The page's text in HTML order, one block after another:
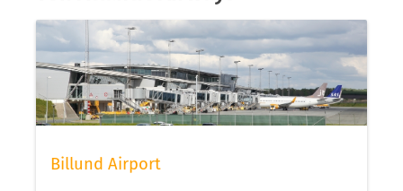
Billund Airport